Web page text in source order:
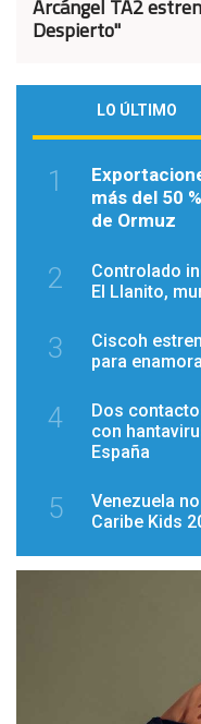
Arcángel TA2
Despierto"
LO ÚLTIMO
1
más del 50
de Ormuz
2
Controlado
El Llanito,
3
Ciscoh
para
4
Dos
con
España
5
Venezuela
Caribe Kids